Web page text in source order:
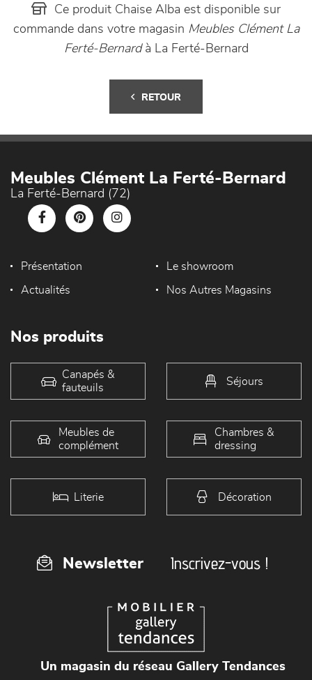
Ce produit Chaise Alba est disponible sur
commande dans votre magasin Meubles Clément La
Ferté-Bernardà La Ferté-Bernard
RETOUR
Meubles Clément La Ferté-Bernard
La Ferté-Bernard (72)
Présentation Le showroom
Actualités Nos Autres Magasins
Nos produits
Canapés &
fauteuils
Séjours
Meubles de
complément
Chambres &
dressing
Literie Décoration
Newsletter Inscrivez-vous !
Un magasin du réseau Gallery Tendances